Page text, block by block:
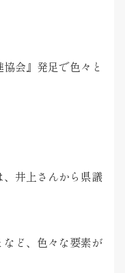
会』発足で色々と
井上さんから県議
ど、色々な要素が